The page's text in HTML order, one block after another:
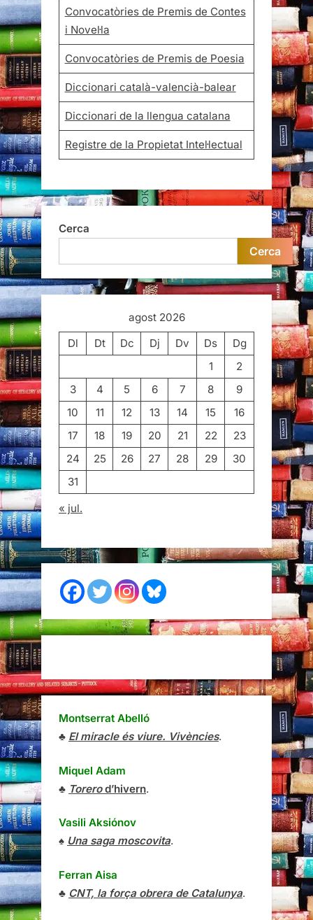
Convocatòries de Premis de Contes
i Novel·la
Convocatòries de Premis de Poesia
Diccionari català-valencià-balear
Diccionari de la llengua catalana
Registre de la Propietat Intel·lectual
Cerca
Cerca
agost 2026
Dl
Dt Dc Dj Dv Ds
Dg
1
2
3
4 5 6 7 8
9
10
11 12 13 14 15
16
17
18 19 20 21 22
23
24
25 26 27 28 29
30
31
« jul.
Montserrat Abelló
♣ El miracle és viure. Vivències.
Miquel Adam
♣ Torerod’hivern.
Vasili Aksiónov
♠ Una saga moscovita.
Ferran Aisa
♣ CNT, la força obrera de Catalunya.